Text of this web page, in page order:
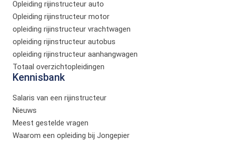
Opleiding rijinstructeur auto
Opleiding rijinstructeur motor
opleiding rijinstructeur vrachtwagen
opleiding rijinstructeur autobus
opleiding rijinstructeur aanhangwagen
Totaal overzichtopleidingen
Kennisbank
Salaris van een rijinstructeur
Nieuws
Meest gestelde vragen
Waarom een opleiding bij Jongepier